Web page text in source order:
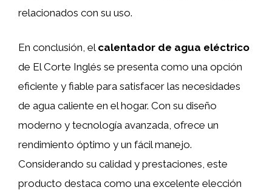
relacionados con su uso.
En conclusión, el calentador de agua eléctrico
de El Corte Inglés se presenta como una opción
eficiente y fiable para satisfacer las necesidades
de agua caliente en el hogar. Con su diseño
moderno y tecnología avanzada, ofrece un
rendimiento óptimo y un fácil manejo.
Considerando su calidad y prestaciones, este
producto destaca como una excelente elección